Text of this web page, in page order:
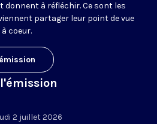
à réfléchir. Ce sont les
partager leur point de vue
coeur.
2 juillet 2026